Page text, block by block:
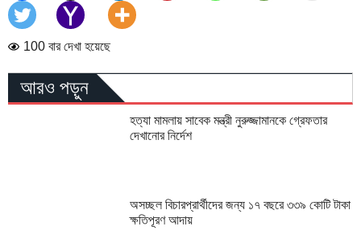
100 বার দেখা হয়েছে
আরও পড়ুন
হত্যা মামলায় সাবেক মন্ত্রী নুরুজ্জামানকে গ্রেফতার
দেখানোর নির্দেশ
অসচ্ছল বিচারপ্রার্থীদের জন্য ১৭ বছরে ৩৩৯ কোটি টাকা
ক্ষতিপূরণ আদায়